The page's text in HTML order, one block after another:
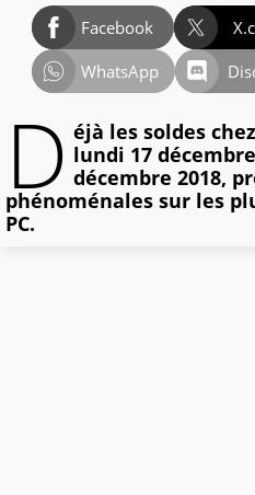
Facebook
WhatsApp
D éjà les soldes
lundi 17
décembre 2018,
phénoménales sur les
PC.